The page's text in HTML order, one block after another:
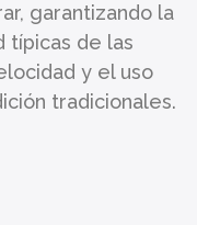
garantizando la
típicas de las
y el uso
tradicionales.